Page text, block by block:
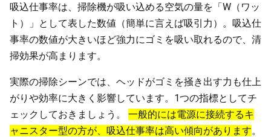
吸込仕事率は、掃除機が吸い込める空気の量を「W（ワッ
ト）」として表した数値（簡単に言えば吸引力）。吸込仕
事率の数値が大きいほど強力にゴミを吸い取れるので、清
掃効果が高まります。
実際の掃除シーンでは、ヘッドがゴミを掻き出す力も仕上
がりや効率に大きく影響しています。1つの指標としてチ
ェックしておきましょう。 一般的には電源に接続するキ
ャニスター型の方が、吸込仕事率は高い傾向があります。